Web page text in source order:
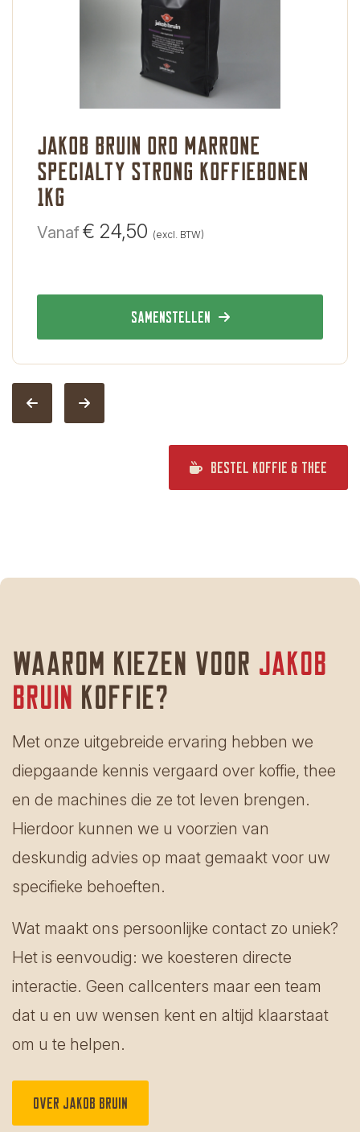
jakob bruin oro marrone
specialty strong koffiebonen
1kg
Vanaf€ 24,50 (excl. BTW)
Samenstellen
Bestel koffie & thee
Waarom kiezen voor jakob
bruin koffie?
Met onze uitgebreide ervaring hebben we
diepgaande kennis vergaard over koffie, thee
en de machines die ze tot leven brengen.
Hierdoor kunnen we u voorzien van
deskundig advies op maat gemaakt voor uw
specifieke behoeften.
Wat maakt ons persoonlijke contact zo uniek?
Het is eenvoudig: we koesteren directe
interactie. Geen callcenters maar een team
dat u en uw wensen kent en altijd klaarstaat
om u te helpen.
Over jakob bruin